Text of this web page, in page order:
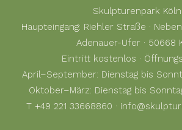
Skulpturenpark Köln
Haupteingang: Riehler Straße ·
Adenauer-Ufer · 50668
Eintritt kostenlos ·
April–September: Dienstag bis
Oktober–März: Dienstag bis
T +49 221 33668860 ·